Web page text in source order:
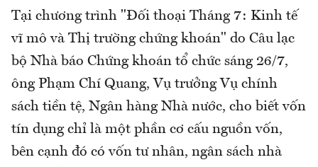
Tại chương trình "Đối thoại Tháng 7: Kinh tế
vĩ mô và Thị trường chứng khoán" do Câu lạc
bộ Nhà báo Chứng khoán tổ chức sáng 26/7,
ông Phạm Chí Quang, Vụ trưởng Vụ chính
sách tiền tệ, Ngân hàng Nhà nước, cho biết vốn
tín dụng chỉ là một phần cơ cấu nguồn vốn,
bên cạnh đó có vốn tư nhân, ngân sách nhà